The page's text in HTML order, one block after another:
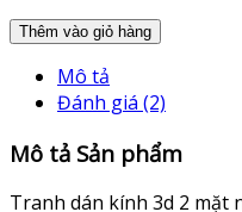
Thêm vào giỏ hàng
Mô tả
Đánh giá (2)
Mô tả Sản phẩm
Tranh dán kính 3d 2 mặt